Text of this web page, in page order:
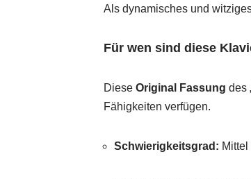
Als dynamisches und
Für wen sind diese
DieseOriginal Fassung des
Fähigkeiten verfügen.
Schwierigkeitsgrad: